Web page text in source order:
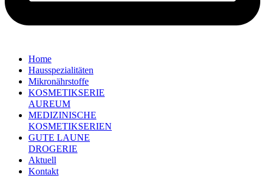
Home
Hausspezialitäten
Mikronährstoffe
KOSMETIKSERIE
AUREUM
MEDIZINISCHE
KOSMETIKSERIEN
GUTE LAUNE
DROGERIE
Aktuell
Kontakt